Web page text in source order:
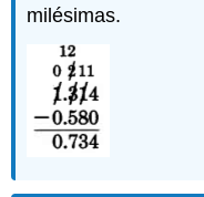
milésimas.